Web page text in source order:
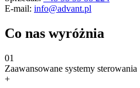
E-mail: info@advant.pl
Co nas wyróżnia
01
Zaawansowane systemy sterowania
+